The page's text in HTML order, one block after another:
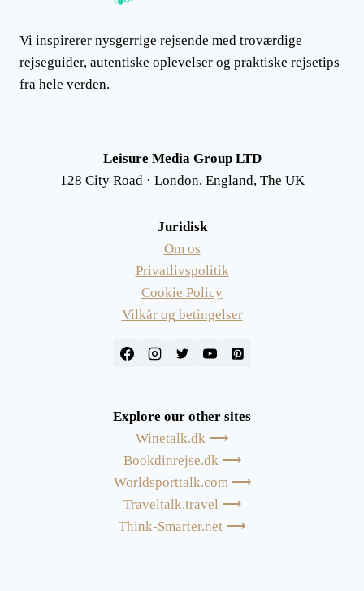
Vi inspirerer nysgerrige rejsende med troværdige
rejseguider, autentiske oplevelser og praktiske rejsetips
fra hele verden.
Leisure Media Group LTD
128 City Road · London, England, The UK
Juridisk
Om os
Privatlivspolitik
Cookie Policy
Vilkår og betingelser
Explore our other sites
Winetalk.dk ⟶
Bookdinrejse.dk ⟶
Worldsporttalk.com ⟶
Traveltalk.travel ⟶
Think-Smarter.net ⟶